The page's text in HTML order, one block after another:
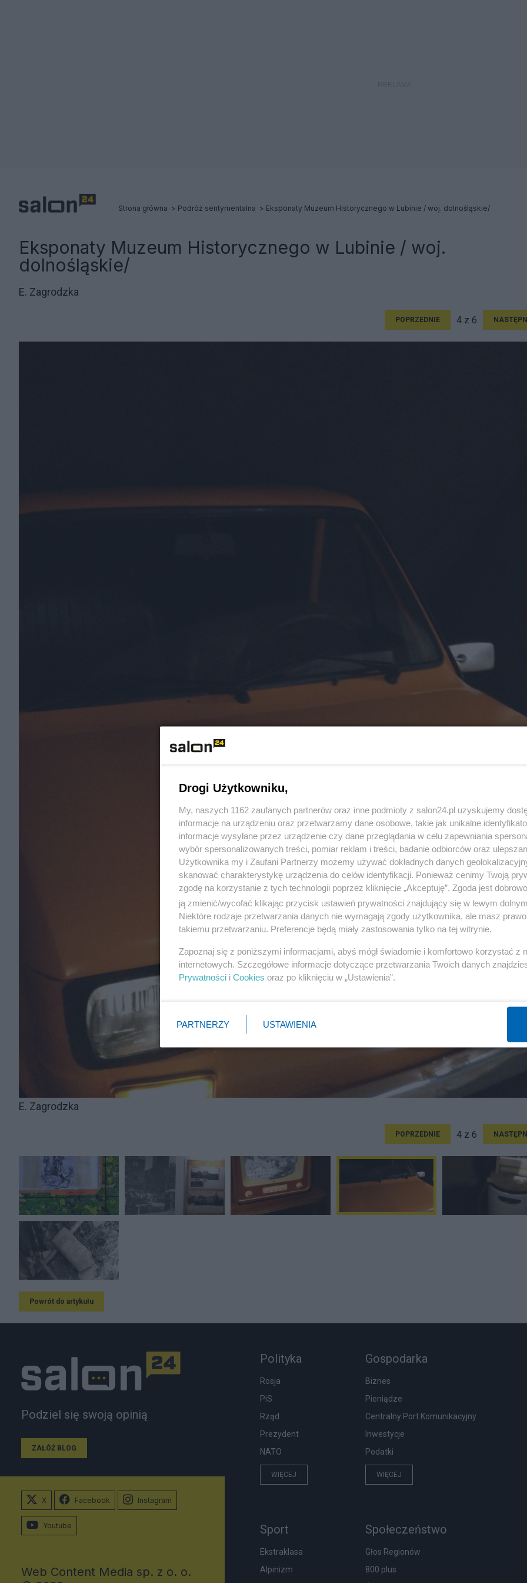
Strona główna Podróż sentymentalna Eksponaty Muzeum Historycznego w Lubinie / woj. dolnośląskie/
Eksponaty Muzeum Historycznego w Lubinie / woj.
dolnośląskie/
E. Zagrodzka
POPRZEDNIE 4 z 6
E. Zagrodzka
POPRZEDNIE 4 z 6
Powrót do artykułu
Podziel się swoją opinią
ZAŁÓŻ BLOG
Polityka
Rosja
PiS
Rząd
Prezydent
NATO
WIĘCEJ
Gospodarka
Biznes
Pieniądze
Centralny Port Komunikacyjny
Inwestycje
Podatki
WIĘCEJ
Sport
Ekstraklasa
Alpinizm
Społeczeństwo
Głos Regionów
800 plus
X Facebook Instagram
Youtube
Web Content Media sp. z o. o.
Drogi Użytkowniku,
My, naszych 1162 zaufanych partnerów oraz inne podmioty z salon24.pl uzyskujemy
informacje na urządzeniu oraz przetwarzamy dane osobowe, takie jak unikalne
informacje wysyłane przez urządzenie czy dane przeglądania w celu zapewniania
wybór spersonalizowanych treści, pomiar reklam i treści, badanie odbiorców oraz
Użytkownika my i Zaufani Partnerzy możemy używać dokładnych danych
skanować charakterystykę urządzenia do celów identyfikacji. Ponieważ cenimy Twoją
zgodę na korzystanie z tych technologii poprzez kliknięcie „Akceptuję”. Zgoda jest
ją zmienić/wycofać klikając przycisk ustawień prywatności znajdujący się w lewym
Niektóre rodzaje przetwarzania danych nie wymagają zgody użytkownika, ale masz
takiemu przetwarzaniu. Preferencje będą miały zastosowania tylko na tej witrynie.
Zapoznaj się z poniższymi informacjami, abyś mógł świadomie i komfortowo korzystać z
internetowych. Szczegółowe informacje dotyczące przetwarzania Twoich danych
Prywatności i Cookies oraz po kliknięciu w „Ustawienia”.
PARTNERZY USTAWIENIA